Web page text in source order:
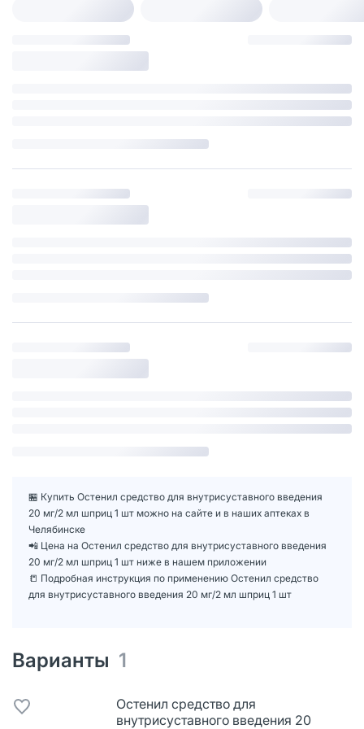
🏪 Купить Остенил средство для внутрисуставного введения
20 мг/2 мл шприц 1 шт можно на сайте и в наших аптеках в
Челябинске
📲 Цена на Остенил средство для внутрисуставного введения
20 мг/2 мл шприц 1 шт ниже в нашем приложении
📒 Подробная инструкция по применению Остенил средство
для внутрисуставного введения 20 мг/2 мл шприц 1 шт
Варианты 1
Остенил средство для
внутрисуставного введения 20